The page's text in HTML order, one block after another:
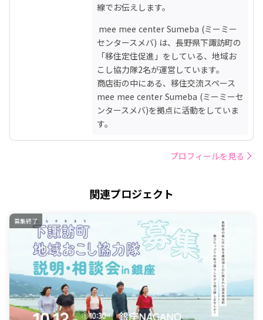
線でお伝えします。
センタースメバ) は、長野県下諏訪町の
「移住定住促進」をしている、地域お
こし協力隊2名が運営しています。
商店街の中にある、移住交流スペース
mee mee center Sumeba (ミーミーセ
ンタースメバ)を拠点に活動をしていま
す。
プロフィールを見る
関連プロジェクト
募集終了